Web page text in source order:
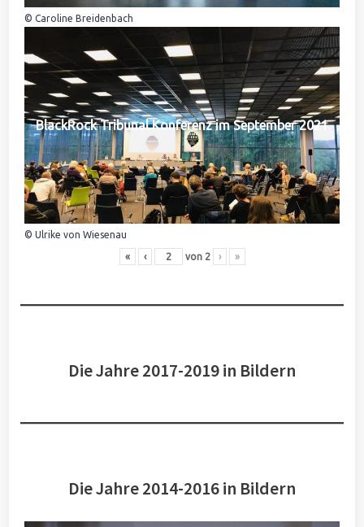
© Caroline Breidenbach
BlackRock Tribunal Konferenz im September 2021
© Ulrike von Wiesenau
« ‹ von 2 › »
Die Jahre 2017-2019 in Bildern
Die Jahre 2014-2016 in Bildern